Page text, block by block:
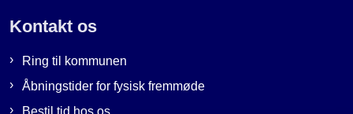
Kontakt os
Ring til kommunen
Åbningstider for fysisk fremmøde